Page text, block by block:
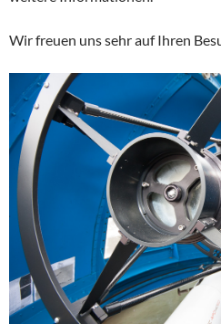
Wir freuen uns sehr auf Ihren